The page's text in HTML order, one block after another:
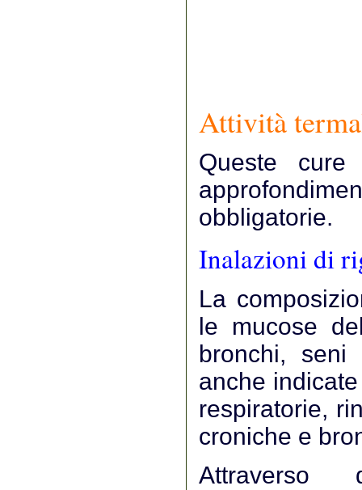
Attività
Queste
obbligatorie.
Inalazioni di
La
le mucose
bronchi, seni
anche
respiratorie,
croniche e